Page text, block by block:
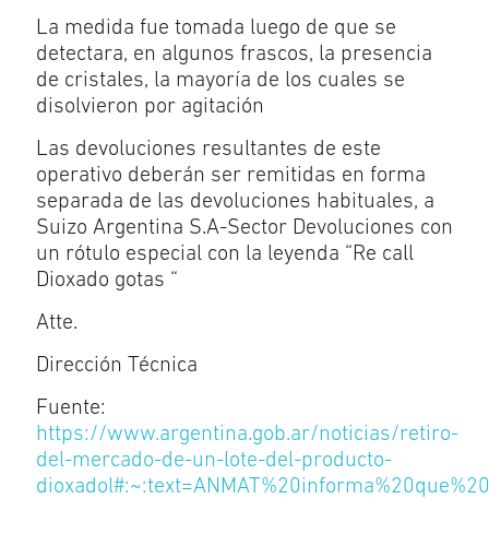
La medida fue tomada luego de que se
detectara, en algunos frascos, la presencia
de cristales, la mayoría de los cuales se
disolvieron por agitación
Las devoluciones resultantes de este
operativo deberán ser remitidas en forma
separada de las devoluciones habituales, a
Suizo Argentina S.A-Sector Devoluciones con
un rótulo especial con la leyenda “Re call
Dioxado gotas “
Atte.
Dirección Técnica
Fuente:
https://www.argentina.gob.ar/noticias/retiro-
del-mercado-de-un-lote-del-producto-